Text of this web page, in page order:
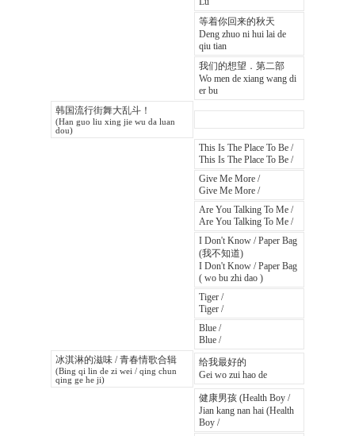
等着你回来的秋天
Deng zhuo ni hui lai de
qiu tian
我们的想望．第二部
Wo men de xiang wang di
er bu
韩国流行街舞大乱斗！
(Han guo liu xing jie wu da luan
dou)
This Is The Place To Be /
This Is The Place To Be /
Give Me More /
Give Me More /
Are You Talking To Me /
Are You Talking To Me /
I Don't Know / Paper Bag
(我不知道)
I Don't Know / Paper Bag
( wo bu zhi dao )
Tiger /
Tiger /
Blue /
Blue /
冰淇淋的滋味 / 青春情歌合辑
(Bing qi lin de zi wei / qing chun
qing ge he ji)
给我最好的
Gei wo zui hao de
健康男孩 (Health Boy /
Jian kang nan hai (Health
Boy /